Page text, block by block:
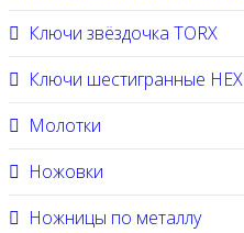
Ключи звёздочка TORX
Ключи шестигранные HEX
Молотки
Ножовки
Ножницы по металлу